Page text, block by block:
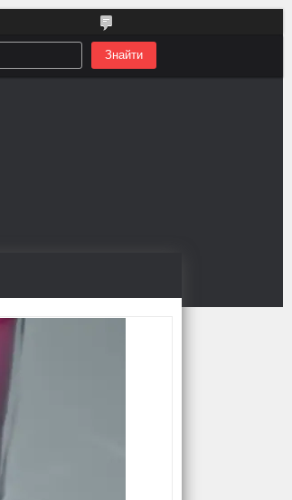
Знайти